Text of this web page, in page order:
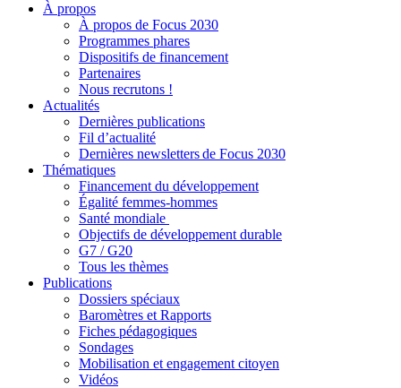
À propos
À propos de Focus 2030
Programmes phares
Dispositifs de financement
Partenaires
Nous recrutons !
Actualités
Dernières publications
Fil d’actualité
Dernières newsletters de Focus 2030
Thématiques
Financement du développement
Égalité femmes-hommes
Santé mondiale
Objectifs de développement durable
G7 / G20
Tous les thèmes
Publications
Dossiers spéciaux
Baromètres et Rapports
Fiches pédagogiques
Sondages
Mobilisation et engagement citoyen
Vidéos